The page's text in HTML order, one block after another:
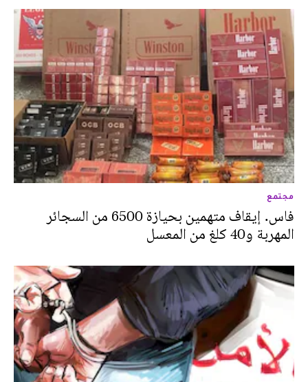
مجتمع
فاس. إيقاف متهمين بحيازة 6500 من السجائر
المهربة و40 كلغ من المعسل